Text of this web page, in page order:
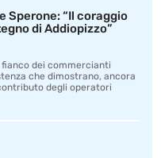
Sperone: “Il coraggio
di Addiopizzo”
fianco dei commercianti
che dimostrano, ancora
degli operatori